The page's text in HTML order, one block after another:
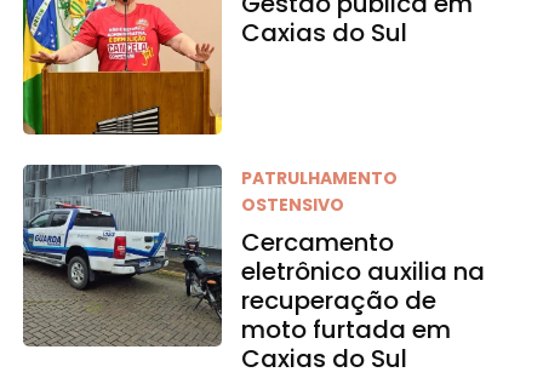
Caxias do Sul
PATRULHAMENTO
OSTENSIVO
Cercamento
eletrônico auxilia na
recuperação de
moto furtada em
Caxias do Sul